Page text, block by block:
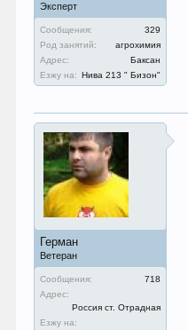
Эксперт
Сообщения:
329
Род занятий:
агрохимия
Адрес:
Баксан
Езжу на: Нива 213 " Бизон"
Герман
Ветеран
Сообщения:
718
Адрес:
Россия ст. Отрадная
Езжу на: